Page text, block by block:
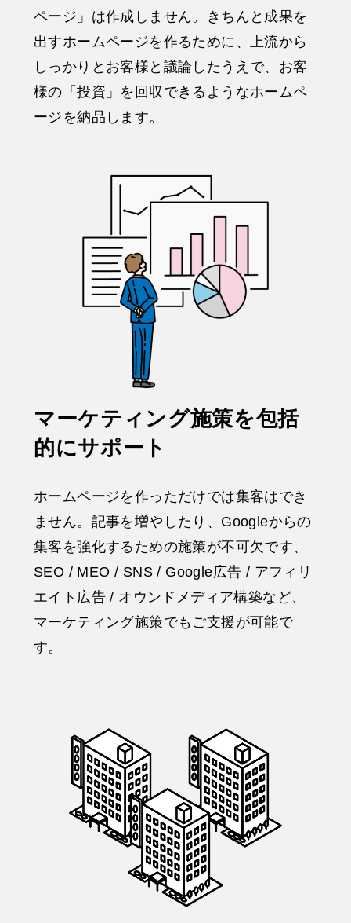
ページ」は作成しません。きちんと成果を
出すホームページを作るために、上流から
しっかりとお客様と議論したうえで、お客
様の「投資」を回収できるようなホームペ
ージを納品します。
マーケティング施策を包括
的にサポート
ホームページを作っただけでは集客はでき
ません。記事を増やしたり、Googleからの
集客を強化するための施策が不可欠です、
SEO / MEO / SNS / Google広告 / アフィリ
エイト広告 / オウンドメディア構築など、
マーケティング施策でもご支援が可能で
す。